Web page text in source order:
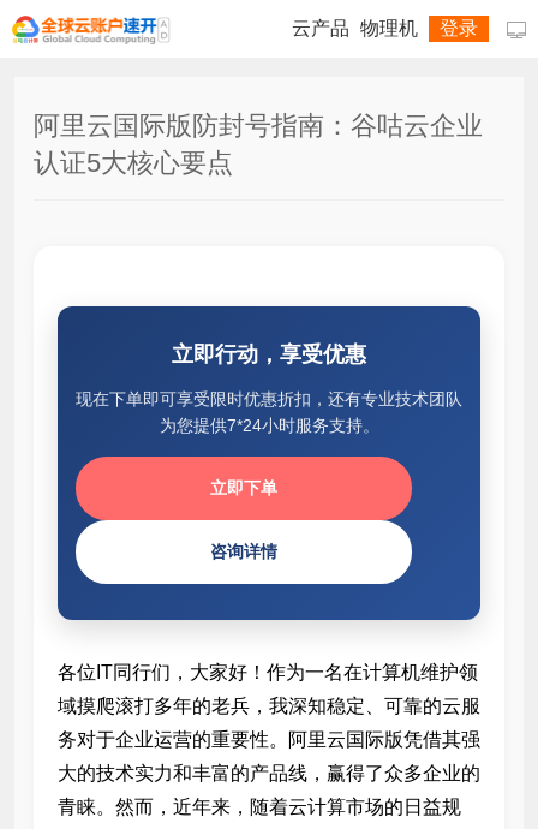

云产品 物理机 登录
阿里云国际版防封号指南：谷咕云企业
认证5大核心要点
立即行动，享受优惠
现在下单即可享受限时优惠折扣，还有专业技术团队
为您提供7*24小时服务支持。
立即下单
咨询详情
各位IT同行们，大家好！作为一名在计算机维护领
域摸爬滚打多年的老兵，我深知稳定、可靠的云服
务对于企业运营的重要性。阿里云国际版凭借其强
大的技术实力和丰富的产品线，赢得了众多企业的
青睐。然而，近年来，随着云计算市场的日益规